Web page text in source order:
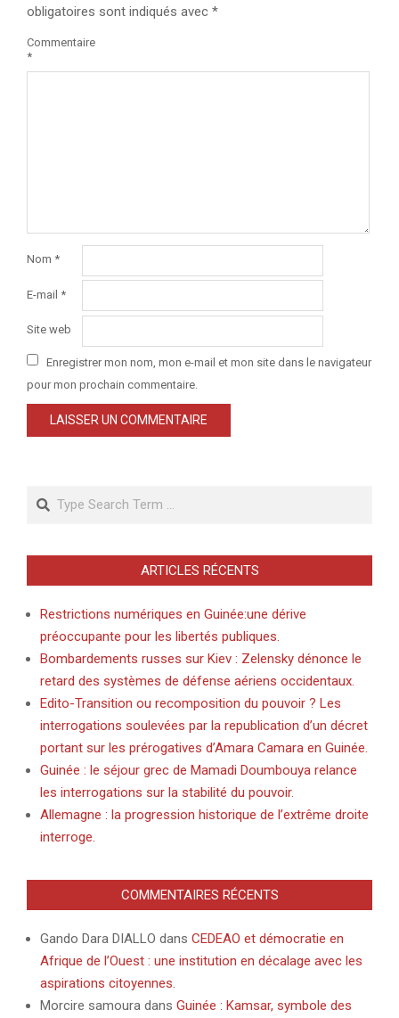
obligatoires sont indiqués avec *
Commentaire
*
Nom *
E-mail *
Site web
Enregistrer mon nom, mon e-mail et mon site dans le navigateur
pour mon prochain commentaire.
Search
ARTICLES RÉCENTS
Restrictions numériques en Guinée:une dérive
préoccupante pour les libertés publiques.
Bombardements russes sur Kiev : Zelensky dénonce le
retard des systèmes de défense aériens occidentaux.
Edito-Transition ou recomposition du pouvoir ? Les
interrogations soulevées par la republication d’un décret
portant sur les prérogatives d’Amara Camara en Guinée.
Guinée : le séjour grec de Mamadi Doumbouya relance
les interrogations sur la stabilité du pouvoir.
Allemagne : la progression historique de l’extrême droite
interroge.
COMMENTAIRES RÉCENTS
Gando Dara DIALLO dans CEDEAO et démocratie en
Afrique de l’Ouest : une institution en décalage avec les
aspirations citoyennes.
Morcire samoura dans Guinée : Kamsar, symbole des